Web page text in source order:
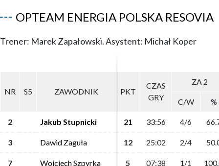
OPTEAM ENERGIA POLSKA RESOVIA
Trener: Marek Zapałowski. Asystent: Michał Koper
NR S5 ZAWODNIK PKT
CZAS
GRY
ZA 2
C/W %
2 Jakub Stupnicki 21 33:56 4/6
3 Dawid Zaguła 12 25:02 2/4
7 Wojciech Szpyrka 5 07:38 1/1
NR S5 ZAWODNIK PKT
CZAS
GRY
ZA 2
C/W %
2 Jakub Stupnicki 21 33:56 4/6
3 Dawid Zaguła 12 25:02 2/4
7 Wojciech Szpyrka 5 07:38 1/1